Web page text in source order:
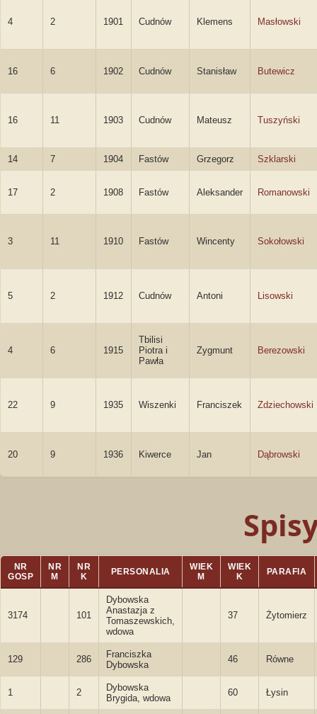
4 2 1901 Cudnów Klemens Masłowski
16 6 1902 Cudnów Stanisław Butewicz
16 11 1903 Cudnów Mateusz Tuszyński
14 7 1904 Fastów Grzegorz Szklarski
17 2 1908 Fastów Aleksander Romanowski
3 11 1910 Fastów Wincenty Sokołowski
5 2 1912 Cudnów Antoni Lisowski
4 6 1915
Tbilisi
Piotra i
Pawła
Zygmunt Berezowski
22 9 1935 Wiszenki Franciszek Zdziechowski
20 9 1936 Kiwerce Jan Dąbrowski
NR
GOSP
NR
M
NR
K
PERSONALIA
WIEK
M
WIEK
K
PARAFIA
3174 101
Dybowska
Anastazja z
Tomaszewskich,
wdowa
37 Żytomierz
129 286
Franciszka
Dybowska
46 Równe
1 2
Dybowska
Brygida, wdowa
60 Łysin